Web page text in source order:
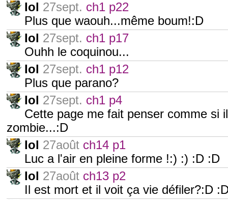
Iol 27sept. ch1 p22
Plus que waouh...même boum!:D
Iol 27sept. ch1 p17
Ouhh le coquinou...
Iol 27sept. ch1 p12
Plus que parano?
Iol 27sept. ch1 p4
Cette page me fait penser comme si
zombie...:D
Iol 27août ch14 p1
Luc a l'air en pleine forme !:) :) :D :D
Iol 27août ch13 p2
Il est mort et il voit ça vie défiler?:D